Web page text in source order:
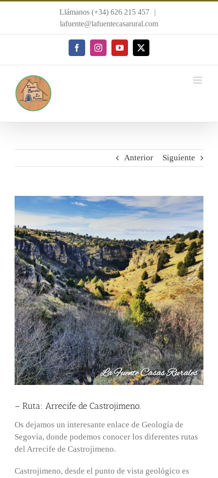
Llámanos (+34) 626 215 457
|
lafuente@lafuentecasarural.com
FacebookInstagramYouTube
X
Anterior Siguiente
– Ruta: Arrecife de Castrojimeno.
Os dejamos un interesante enlace de Geología de
Segovia, donde podemos conocer los diferentes rutas
del Arrecife de Castrojimeno.
Castrojimeno, desde el punto de vista geológico es